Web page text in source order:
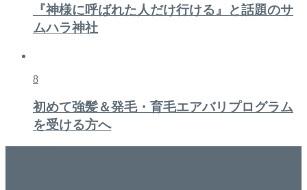
『神様に呼ばれた人だけ行ける』と話題のサ
ムハラ神社
8
初めて強髪＆発毛・育毛エアバリプログラム
を受ける方へ